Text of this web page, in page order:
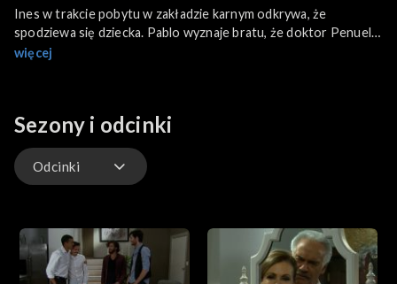
Ines w trakcie pobytu w zakładzie karnym odkrywa, że
spodziewa się dziecka. Pablo wyznaje bratu, że doktor Penuela
darzy Esmeraldę uczuciem. Mariano uspokaja go, twierdząc, że
więcej
Sezony i odcinki
Odcinki